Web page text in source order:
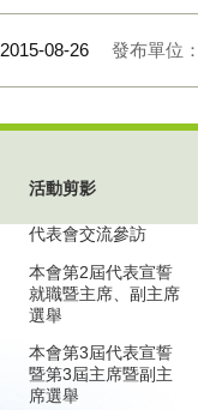
2015-08-26 發布單位：
活動剪影
代表會交流參訪
本會第2屆代表宣誓
就職暨主席、副主席
選舉
本會第3屆代表宣誓
暨第3屆主席暨副主
席選舉